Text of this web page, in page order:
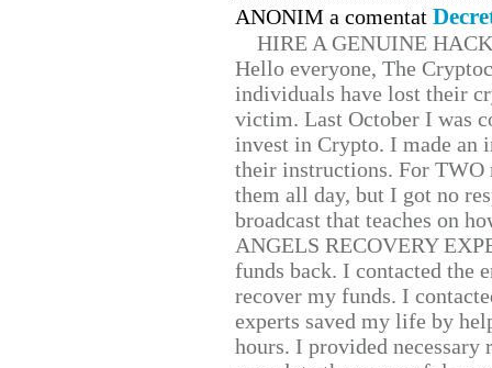
ANONIM a comentat
HIRE A GENUINE
Hello everyone, The
individuals have lost their
victim. Last October I was
invest in Crypto. I made
their instructions. For TWO
them all day, but I got no
broadcast that teaches on
ANGELS RECOVERY
funds back. I contacted the
recover my funds. I
experts saved my life by
hours. I provided